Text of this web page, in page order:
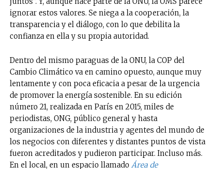
ignorar estos valores. Se niega a la cooperación, la
transparencia y el diálogo, con lo que debilita la
confianza en ella y su propia autoridad.
Dentro del mismo paraguas de la ONU, la COP del
Cambio Climático va en camino opuesto, aunque muy
lentamente y con poca eficacia a pesar de la urgencia
de promover la energía sostenible. En su edición
número 21, realizada en París en 2015, miles de
periodistas, ONG, público general y hasta
organizaciones de la industria y agentes del mundo de
los negocios con diferentes y distantes puntos de vista
fueron acreditados y pudieron participar. Incluso más.
En el local, en un espacio llamado Área de